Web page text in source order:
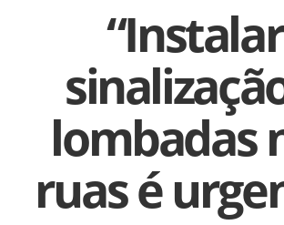
“Instalar
lombadas
ruas é